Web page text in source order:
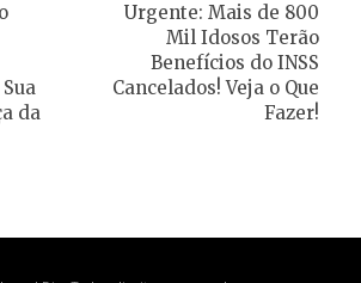
da
Urgente: Mais de 800
Mil Idosos Terão
Benefícios do INSS
Cancelados! Veja o Que
Fazer!